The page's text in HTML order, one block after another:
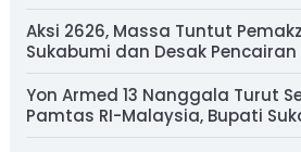
Aksi 2626, Massa Tuntut
Sukabumi dan Desak Pencairan
Yon Armed 13 Nanggala Turut
Pamtas RI-Malaysia, Bupati